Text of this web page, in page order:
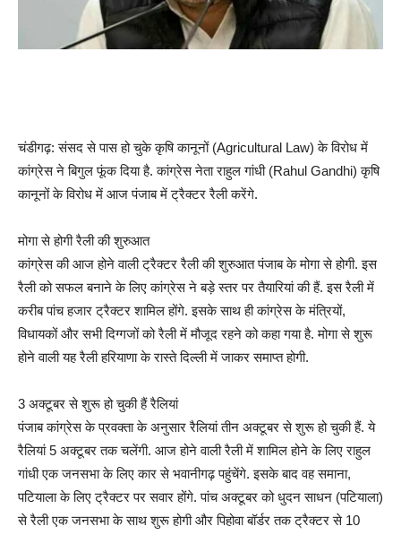
चंडीगढ़: संसद से पास हो चुके कृषि कानूनों (Agricultural Law) के विरोध में
कांग्रेस ने बिगुल फूंक दिया है. कांग्रेस नेता राहुल गांधी (Rahul Gandhi) कृषि
कानूनों के विरोध में आज पंजाब में ट्रैक्टर रैली करेंगे.
मोगा से होगी रैली की शुरुआत
कांग्रेस की आज होने वाली ट्रैक्टर रैली की शुरुआत पंजाब के मोगा से होगी. इस
रैली को सफल बनाने के लिए कांग्रेस ने बड़े स्तर पर तैयारियां की हैं. इस रैली में
करीब पांच हजार ट्रैक्टर शामिल होंगे. इसके साथ ही कांग्रेस के मंत्रियों,
विधायकों और सभी दिग्गजों को रैली में मौजूद रहने को कहा गया है. मोगा से शुरू
होने वाली यह रैली हरियाणा के रास्ते दिल्ली में जाकर समाप्त होगी.
3 अक्टूबर से शुरू हो चुकी हैं रैलियां
पंजाब कांग्रेस के प्रवक्ता के अनुसार रैलियां तीन अक्टूबर से शुरू हो चुकी हैं. ये
रैलियां 5 अक्टूबर तक चलेंगी. आज होने वाली रैली में शामिल होने के लिए राहुल
गांधी एक जनसभा के लिए कार से भवानीगढ़ पहुंचेंगे. इसके बाद वह समाना,
पटियाला के लिए ट्रैक्टर पर सवार होंगे. पांच अक्टूबर को धुदन साधन (पटियाला)
से रैली एक जनसभा के साथ शुरू होगी और पिहोवा बॉर्डर तक ट्रैक्टर से 10